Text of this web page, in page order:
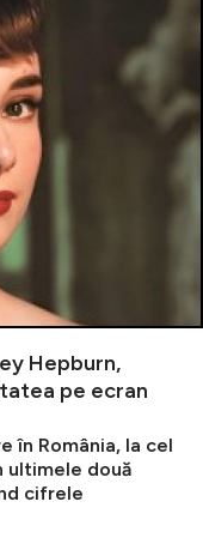
Hepburn,
pe ecran
în România, la cel
ultimele două
cifrele